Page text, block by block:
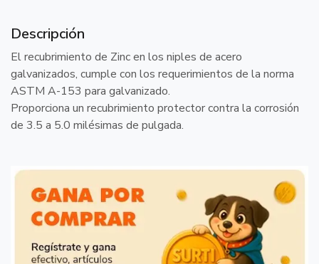
Descripción
El recubrimiento de Zinc en los niples de acero
galvanizados, cumple con los requerimientos de la norma
ASTM A-153 para galvanizado.
Proporciona un recubrimiento protector contra la corrosión
de 3.5 a 5.0 milésimas de pulgada.